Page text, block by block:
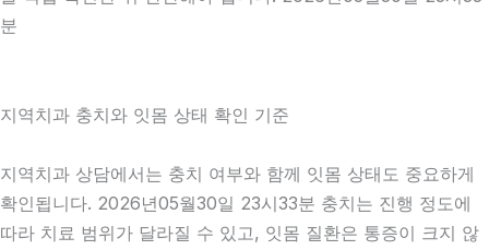
분
지역치과 충치와 잇몸 상태 확인 기준
지역치과 상담에서는 충치 여부와 함께 잇몸 상태도 중요하게
확인됩니다. 2026년05월30일 23시33분 충치는 진행 정도에
따라 치료 범위가 달라질 수 있고, 잇몸 질환은 통증이 크지 않